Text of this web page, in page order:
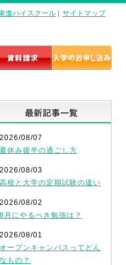
進ハイスクール サイトマップ
2026/08/07
夏休み後半の過ごし方
2026/08/03
高校と大学の定期試験の違い
2026/08/02
8月にやるべき勉強は？
2026/08/01
オープンキャンパスってどん
なもの？